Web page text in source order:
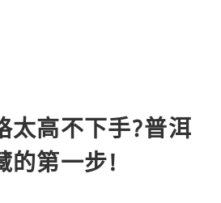
太高不下手?普洱
的第一步!